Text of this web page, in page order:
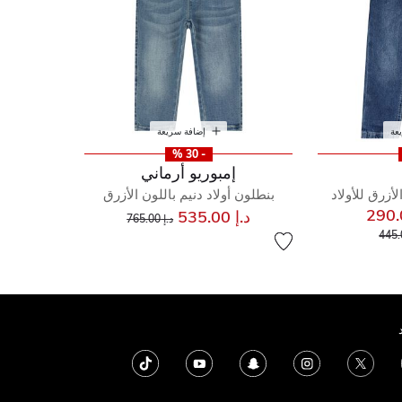
للأولاد
منإلى
إضافة سريعة
- 30 %
إمبوريو أرماني
بنطلون أولاد دنيم باللون الأزرق
د.إ 535.00 سعر مخفض مند.إ 765.00 إلى